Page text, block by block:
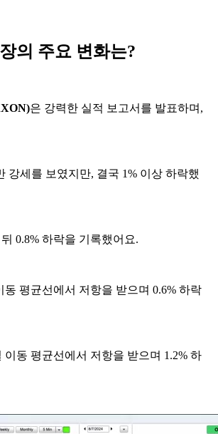
의 주요 변화는?
은 강력한 실적 보고서를 발표하며,
강세를 보였지만, 결국 1% 이상 하락했
0.8% 하락을 기록했어요.
동 평균선에서 저항을 받으며 0.6% 하락
이동 평균선에서 저항을 받으며 1.2% 하